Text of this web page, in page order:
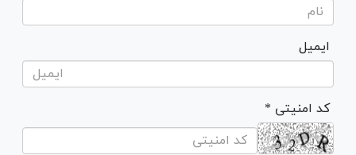
ایمیل
* کد امنیتی